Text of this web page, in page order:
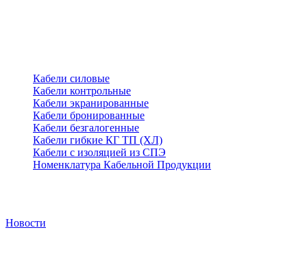
Кабели силовые
Кабели контрольные
Кабели экранированные
Кабели бронированные
Кабели безгалогенные
Кабели гибкие КГ ТП (ХЛ)
Кабели с изоляцией из СПЭ
Номенклатура Кабельной Продукции
Новости